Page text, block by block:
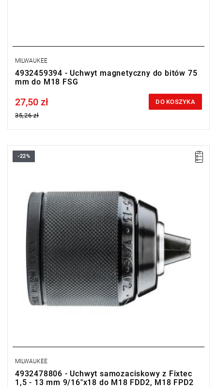
MILWAUKEE
4932459394 - Uchwyt magnetyczny do bitów 75
mm do M18 FSG
Price tax included
27,50 zł
35,26 zł
DO KOSZYKA
• Rozwarcie szczęk uchwytu: 1,5 - 13 mm
-22%
MILWAUKEE
4932478806 - Uchwyt samozaciskowy z Fixtec
1,5 - 13 mm 9/16"x18 do M18 FDD2, M18 FPD2